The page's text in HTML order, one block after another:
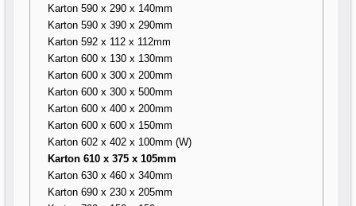
Karton 590 x 290 x 140mm
Karton 590 x 390 x 290mm
Karton 592 x 112 x 112mm
Karton 600 x 130 x 130mm
Karton 600 x 300 x 200mm
Karton 600 x 300 x 500mm
Karton 600 x 400 x 200mm
Karton 600 x 600 x 150mm
Karton 602 x 402 x 100mm (W)
Karton 610 x 375 x 105mm
Karton 630 x 460 x 340mm
Karton 690 x 230 x 205mm